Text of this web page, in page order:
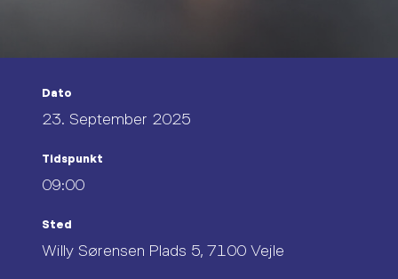
Dato
23. September 2025
Tidspunkt
09:00
Sted
Willy Sørensen Plads 5, 7100 Vejle